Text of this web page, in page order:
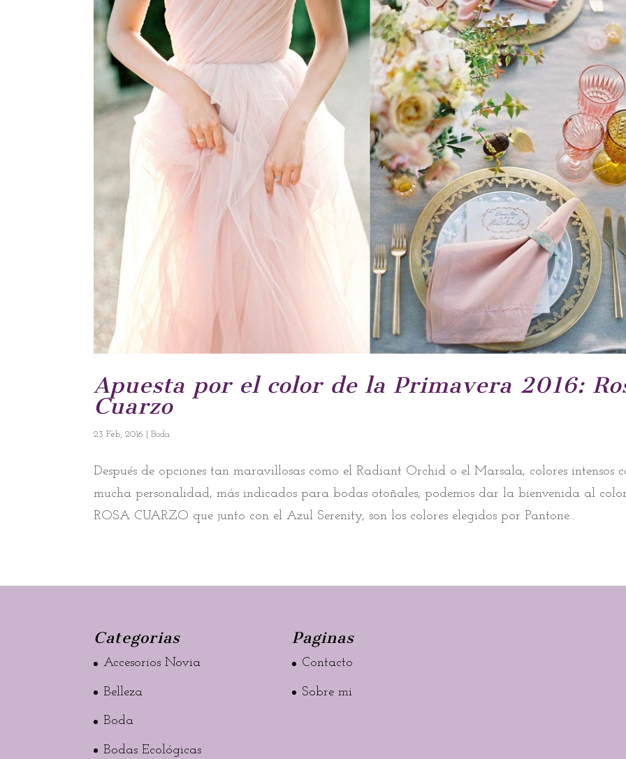
Apuesta por el color de la Primavera 2016:
Cuarzo
23 Feb, 2016 |Boda
Después de opciones tan maravillosas como el Radiant Orchid o el Marsala, colores intensos
mucha personalidad, más indicados para bodas otoñales, podemos dar la bienvenida al
ROSA CUARZO que junto con el Azul Serenity, son los colores elegidos por Pantone...
Categorias
Accesorios Novia
Belleza
Boda
Bodas Ecológicas
Paginas
Contacto
Sobre mi